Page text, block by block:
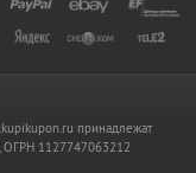
принадлежат
ОГРН 1127747063212